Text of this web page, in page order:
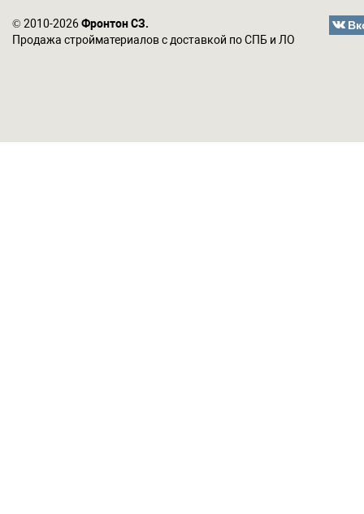
© 2010-2026Фронтон СЗ.
Продажа стройматериалов с доставкой по СПБ и ЛО